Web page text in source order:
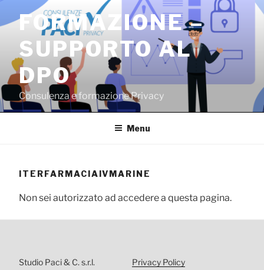
contenuto
FORMAZIONE –
SUPPORTO AL
DPO
Consulenza e formazione Privacy
Menu
ITERFARMACIAIVMARINE
Non sei autorizzato ad accedere a questa pagina.
Studio Paci & C. s.r.l.
Privacy Policy